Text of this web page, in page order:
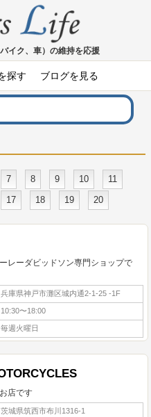
イク、車）の維持を応援
探す ブログを見る
7 8 9 10
11
17 18 19 20
レーダビッドソン専門ショップで
兵庫県神戸市灘区城内通2-1-25 -1F
10:30〜18:00
毎週火曜日
店です
茨城県筑西市布川1316-1